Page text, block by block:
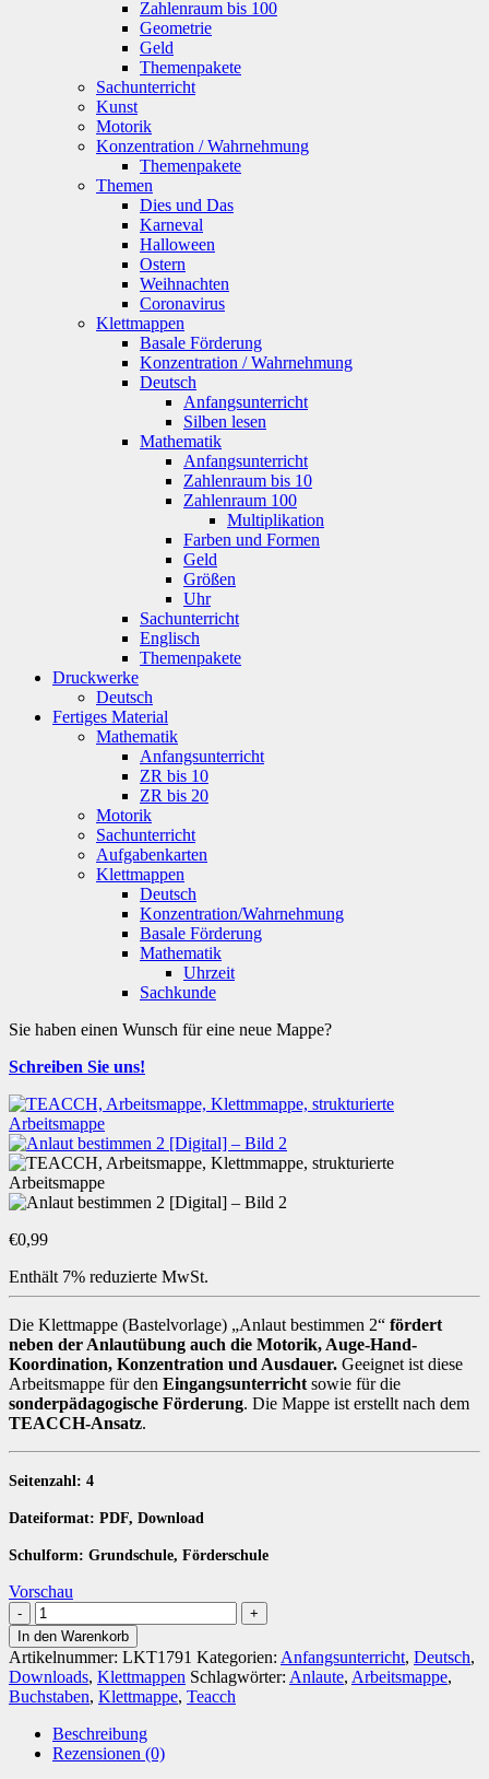
Zahlenraum bis 100
Geometrie
Geld
Themenpakete
Sachunterricht
Kunst
Motorik
Konzentration / Wahrnehmung
Themenpakete
Themen
Dies und Das
Karneval
Halloween
Ostern
Weihnachten
Coronavirus
Klettmappen
Basale Förderung
Konzentration / Wahrnehmung
Deutsch
Anfangsunterricht
Silben lesen
Mathematik
Anfangsunterricht
Zahlenraum bis 10
Zahlenraum 100
Multiplikation
Farben und Formen
Geld
Größen
Uhr
Sachunterricht
Englisch
Themenpakete
Druckwerke
Deutsch
Fertiges Material
Mathematik
Anfangsunterricht
ZR bis 10
ZR bis 20
Motorik
Sachunterricht
Aufgabenkarten
Klettmappen
Deutsch
Konzentration/Wahrnehmung
Basale Förderung
Mathematik
Uhrzeit
Sachkunde
Sie haben einen Wunsch für eine neue Mappe?
Schreiben Sie uns!
€0,99
Enthält 7% reduzierte MwSt.
Die Klettmappe (Bastelvorlage) „Anlaut bestimmen 2“ fördert
neben der Anlautübung auch die Motorik, Auge-Hand-
Koordination, Konzentration und Ausdauer. Geeignet ist diese
Arbeitsmappe für den Eingangsunterricht sowie für die
sonderpädagogische Förderung. Die Mappe ist erstellt nach dem
TEACCH-Ansatz.
Seitenzahl: 4
Dateiformat: PDF, Download
Schulform: Grundschule, Förderschule
Vorschau
Anlaut
bestimmen
2
[Digital]
Menge
In den Warenkorb
Artikelnummer: LKT1791 Kategorien: Anfangsunterricht, Deutsch,
Downloads, Klettmappen Schlagwörter: Anlaute, Arbeitsmappe,
Buchstaben, Klettmappe, Teacch
Beschreibung
Rezensionen (0)